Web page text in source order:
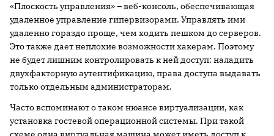
«Плоскость управления» – веб-консоль, обеспечивающая
удаленное управление гипервизорами. Управлять ими
удаленно гораздо проще, чем ходить пешком до серверов.
Это также дает неплохие возможности хакерам. Поэтому
не будет лишним контролировать к ней доступ: наладить
двухфакторную аутентификацию, права доступа выдавать
только отдельным администраторам.
Часто вспоминают о таком нюансе виртуализации, как
установка гостевой операционной системы. При такой